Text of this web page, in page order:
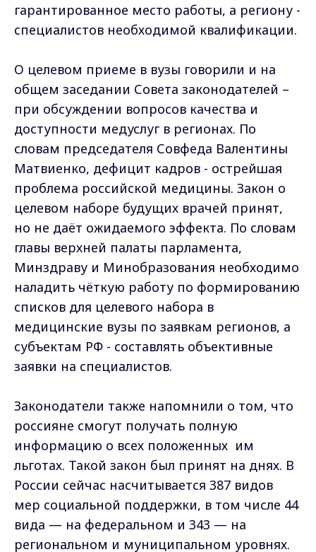
гарантированное место работы, а региону -
специалистов необходимой квалификации.
О целевом приеме в вузы говорили и на
общем заседании Совета законодателей –
при обсуждении вопросов качества и
доступности медуслуг в регионах. По
словам председателя Совфеда Валентины
Матвиенко, дефицит кадров - острейшая
проблема российской медицины. Закон о
целевом наборе будущих врачей принят,
но не даёт ожидаемого эффекта. По словам
главы верхней палаты парламента,
Минздраву и Минобразования необходимо
наладить чёткую работу по формированию
списков для целевого набора в
медицинские вузы по заявкам регионов, а
субъектам РФ - составлять объективные
заявки на специалистов.
Законодатели также напомнили о том, что
россияне смогут получать полную
информацию о всех положенных им
льготах. Такой закон был принят на днях. В
России сейчас насчитывается 387 видов
мер социальной поддержки, в том числе 44
вида — на федеральном и 343 — на
региональном и муниципальном уровнях.